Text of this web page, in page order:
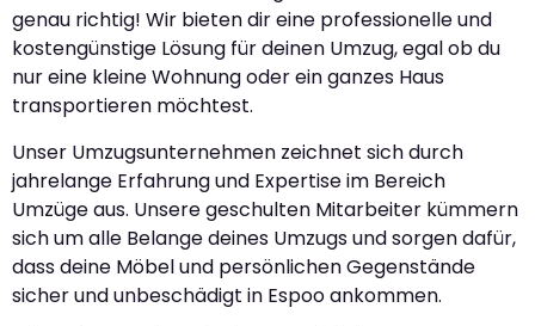
genau richtig! Wir bieten dir eine professionelle und
kostengünstige Lösung für deinen Umzug, egal ob du
nur eine kleine Wohnung oder ein ganzes Haus
transportieren möchtest.
Unser Umzugsunternehmen zeichnet sich durch
jahrelange Erfahrung und Expertise im Bereich
Umzüge aus. Unsere geschulten Mitarbeiter kümmern
sich um alle Belange deines Umzugs und sorgen dafür,
dass deine Möbel und persönlichen Gegenstände
sicher und unbeschädigt in Espoo ankommen.